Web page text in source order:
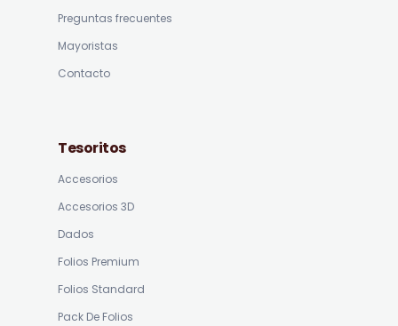
Preguntas frecuentes
Mayoristas
Contacto
Tesoritos
Accesorios
Accesorios 3D
Dados
Folios Premium
Folios Standard
Pack De Folios